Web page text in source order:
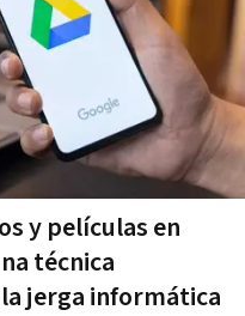
y películas en
técnica
jerga informática